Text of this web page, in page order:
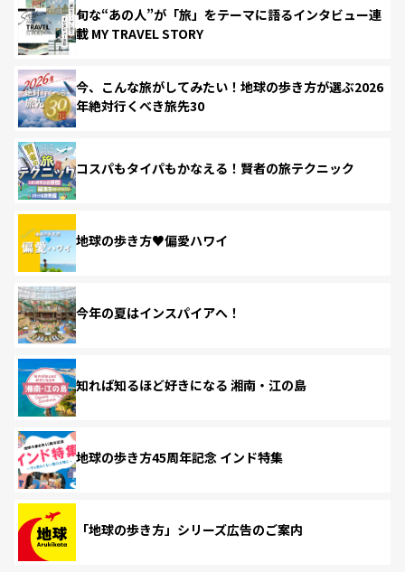
旬な“あの人”が「旅」をテーマに語るインタビュー連
載 MY TRAVEL STORY
今、こんな旅がしてみたい！地球の歩き方が選ぶ2026
年絶対行くべき旅先30
コスパもタイパもかなえる！賢者の旅テクニック
地球の歩き方♥偏愛ハワイ
今年の夏はインスパイアへ！
知れば知るほど好きになる 湘南・江の島
地球の歩き方45周年記念 インド特集
「地球の歩き方」シリーズ広告のご案内